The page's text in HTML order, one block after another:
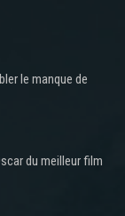
le manque de
du meilleur film